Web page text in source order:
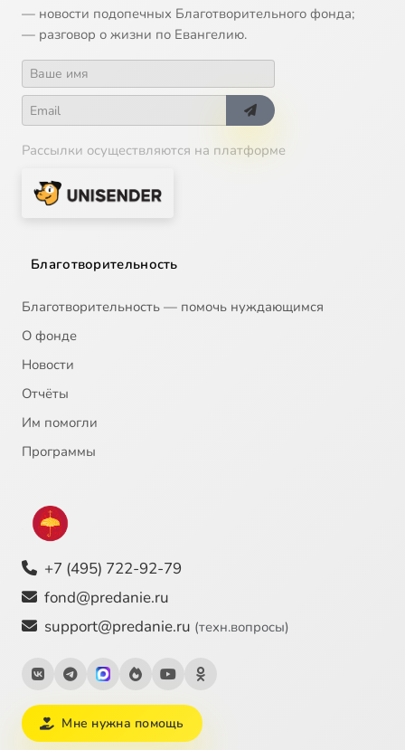
— новости подопечных Благотворительного фонда;
— разговор о жизни по Евангелию.
Рассылки осуществляются на платформе
Благотворительность
Благотворительность — помочь нуждающимся
О фонде
Новости
Отчёты
Им помогли
Программы
+7 (495) 722-92-79
fond@predanie.ru
support@predanie.ru (техн.вопросы)
Мне нужна помощь